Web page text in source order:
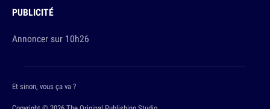
PUBLICITÉ
Annoncer sur 10h26
Et sinon, vous ça va ?